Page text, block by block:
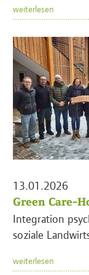
weiterlesen
13.01.2026
Green Care-
Integration
soziale
weiterlesen